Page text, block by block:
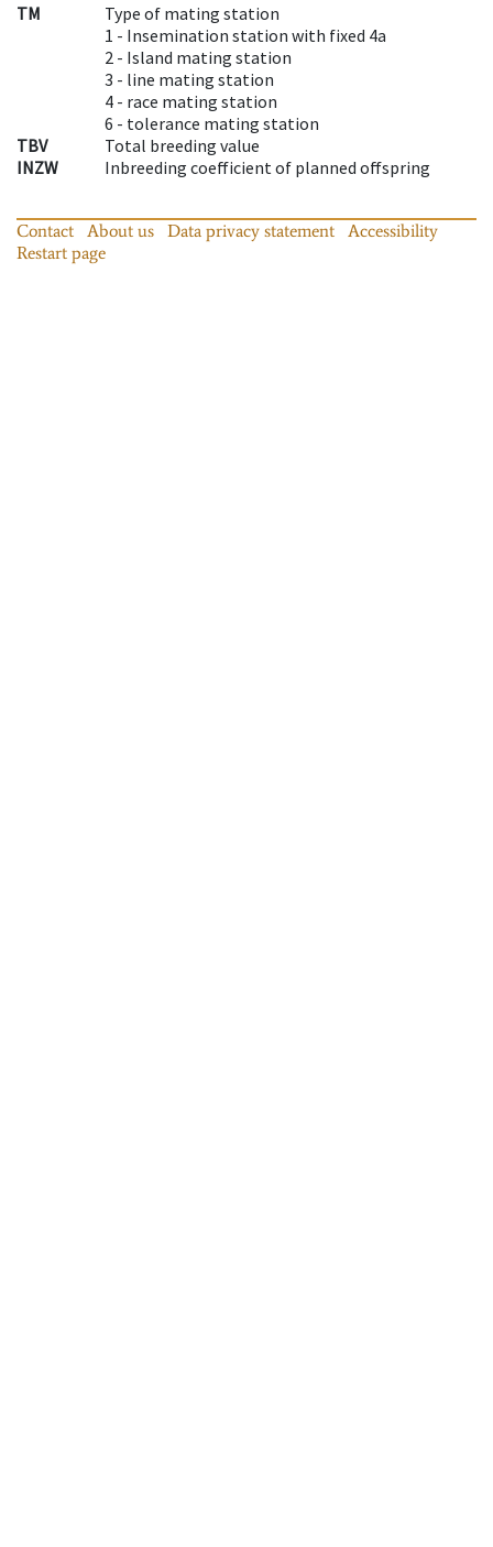
TM
Type of mating station
1 - Insemination station with fixed 4a
2 - Island mating station
3 - line mating station
4 - race mating station
6 - tolerance mating station
TBV
Total breeding value
INZW
Inbreeding coefficient of planned offspring
Contact About us Data privacy statement
Accessibility
Restart page